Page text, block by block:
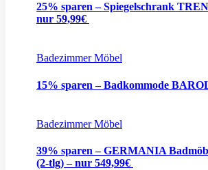
25% sparen – Spiegelschrank
nur 59,99€
Badezimmer Möbel
15% sparen – Badkommode
Badezimmer Möbel
39% sparen – GERMANIA
(2-tlg) – nur 549,99€